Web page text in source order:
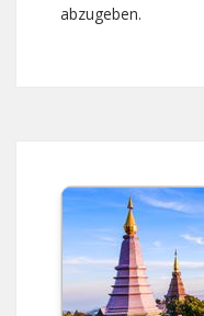
abzugeben.